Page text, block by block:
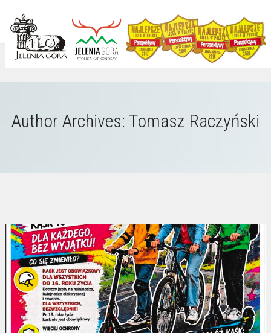
Author Archives: Tomasz Raczyński